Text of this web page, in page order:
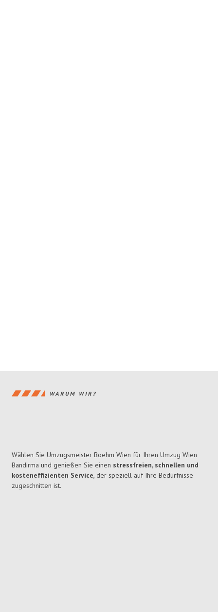
WARUM WIR?
Wählen Sie Umzugsmeister Boehm Wien für Ihren Umzug Wien
Bandirma und genießen Sie einen stressfreien, schnellen und
kosteneffizienten Service, der speziell auf Ihre Bedürfnisse
zugeschnitten ist.